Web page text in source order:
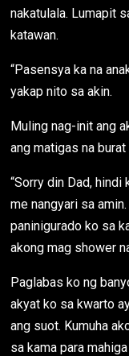
nakatulala. Lumapit
katawan.
“Pasensya ka na
yakap nito sa akin.
Muling nag-init ang
ang matigas na
“Sorry din Dad,
me nangyari sa
paninigurado ko sa
akong mag shower
Paglabas ko ng
akyat ko sa kwarto
ang suot. Kumuha
sa kama para